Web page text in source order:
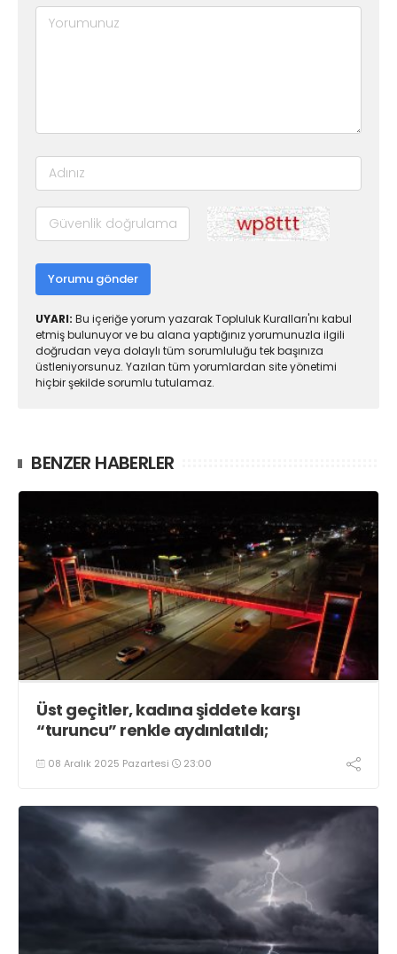
Yorumu gönder
UYARI: Bu içeriğe yorum yazarak Topluluk Kuralları'nı kabul
etmiş bulunuyor ve bu alana yaptığınız yorumunuzla ilgili
doğrudan veya dolaylı tüm sorumluluğu tek başınıza
üstleniyorsunuz. Yazılan tüm yorumlardan site yönetimi
hiçbir şekilde sorumlu tutulamaz.
BENZER HABERLER
Üst geçitler, kadına şiddete karşı
“turuncu” renkle aydınlatıldı;
08 Aralık 2025 Pazartesi 23:00